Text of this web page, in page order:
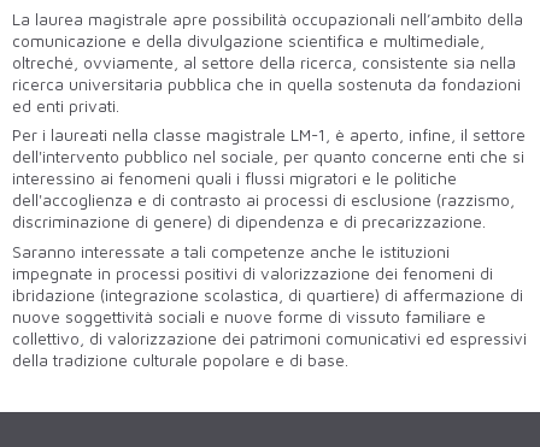
La laurea magistrale apre possibilità occupazionali nell’ambito della
comunicazione e della divulgazione scientifica e multimediale,
oltreché, ovviamente, al settore della ricerca, consistente sia nella
ricerca universitaria pubblica che in quella sostenuta da fondazioni
ed enti privati.
Per i laureati nella classe magistrale LM-1, è aperto, infine, il settore
dell'intervento pubblico nel sociale, per quanto concerne enti che si
interessino ai fenomeni quali i flussi migratori e le politiche
dell'accoglienza e di contrasto ai processi di esclusione (razzismo,
discriminazione di genere) di dipendenza e di precarizzazione.
Saranno interessate a tali competenze anche le istituzioni
impegnate in processi positivi di valorizzazione dei fenomeni di
ibridazione (integrazione scolastica, di quartiere) di affermazione di
nuove soggettività sociali e nuove forme di vissuto familiare e
collettivo, di valorizzazione dei patrimoni comunicativi ed espressivi
della tradizione culturale popolare e di base.